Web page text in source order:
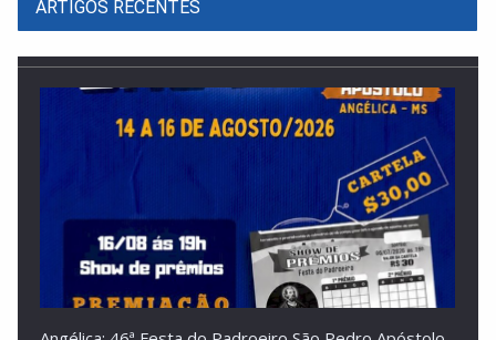
ARTIGOS RECENTES
Angélica: 46ª Festa do Padroeiro São Pedro Apóstolo...